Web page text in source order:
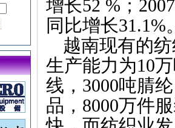
增长52 % ； 2007
同比增长31.1%
越南现有的
生产能力为10
线， 3000吨腈
品， 8000万件